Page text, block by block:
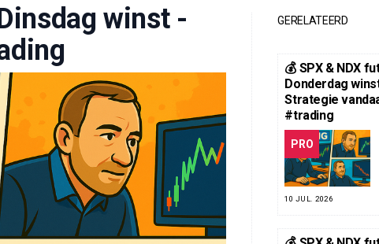
winst -
GERELATEERD
💰 SPX & NDX
Donderdag
Strategie
#trading
PRO
10 JUL. 2026